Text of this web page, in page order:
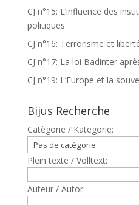
CJ n°15: L’influence des
politiques
CJ n°16: Terrorisme et
CJ n°17: La loi Badinter
CJ n°19: L’Europe et la
Bijus Recherche
Catègorie / Kategorie:
Plein texte / Volltext:
Auteur / Autor: